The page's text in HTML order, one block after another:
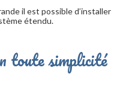
il est possible d’installer
étendu.
toute simplicité